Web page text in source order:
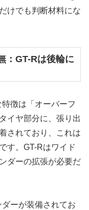
けでも判断材料にな
：GT-Rは後輪に
徴は「オーバーフ
イヤ部分に、張り出
されており、これは
す。GT-Rはワイド
ダーの拡張が必要だ
ーが装備されてお